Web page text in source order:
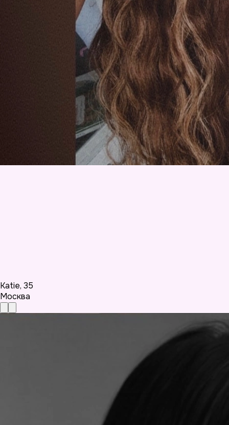
Katie, 35
Москва